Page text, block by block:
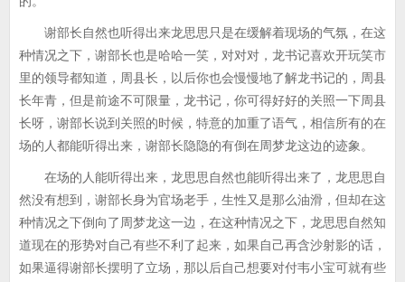
谢部长自然也听得出来龙思思只是在缓解着现场的气氛，在这
种情况之下，谢部长也是哈哈一笑，对对对，龙书记喜欢开玩笑市
里的领导都知道，周县长，以后你也会慢慢地了解龙书记的，周县
长年青，但是前途不可限量，龙书记，你可得好好的关照一下周县
长呀，谢部长说到关照的时候，特意的加重了语气，相信所有的在
场的人都能听得出来，谢部长隐隐的有倒在周梦龙这边的迹象。
在场的人能听得出来，龙思思自然也能听得出来了，龙思思自
然没有想到，谢部长身为官场老手，生性又是那么油滑，但却在这
种情况之下倒向了周梦龙这一边，在这种情况之下，龙思思自然知
道现在的形势对自己有些不利了起来，如果自己再含沙射影的话，
如果逼得谢部长摆明了立场，那以后自己想要对付韦小宝可就有些